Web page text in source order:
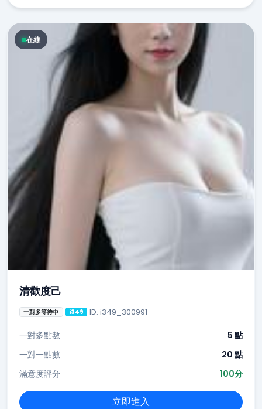
在線
清歡度己
一對多等待中 i349 ID: i349_300991
一對多點數
5 點
一對一點數
20 點
滿意度評分
100分
立即進入